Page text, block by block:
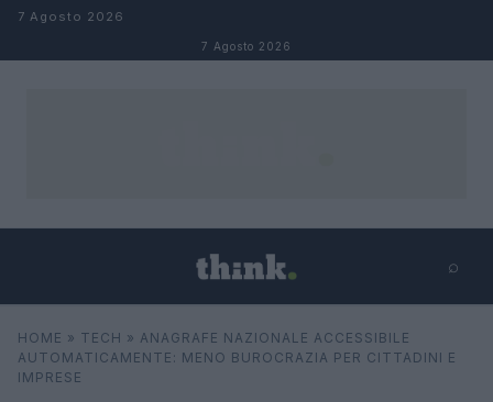
Salta al contenuto
7 Agosto 2026
7 Agosto 2026
⌕
Cerca
HOME » TECH » ANAGRAFE NAZIONALE ACCESSIBILE
AUTOMATICAMENTE: MENO BUROCRAZIA PER CITTADINI E
IMPRESE